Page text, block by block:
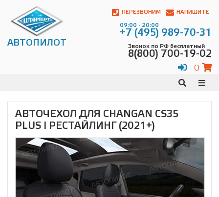
АВТОПИЛОТ
ПЕРЕЗВОНИМ НАПИШИТЕ
09:00 - 20:00
+7 (495) 989-70-31
Звонок по РФ бесплатный
8(800) 700-19-02
0
АВТОЧЕХОЛ ДЛЯ CHANGAN CS35
PLUS I РЕСТАЙЛИНГ (2021+)
Контакты:
Адрес:
Чагинская
700-
Телефон:+7
(495)
почта:
info@avtopilot1.ru